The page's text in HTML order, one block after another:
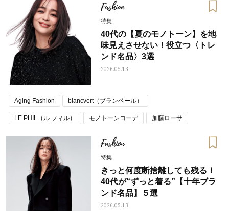
ママとパパに贈る「ジェンダーレ
ス学」
Fashion
特集
40代の【夏のモノトーン】を地
味見えさせない！役立つ〈トレ
ンド名品〉3選
2026.05.13
Aging Fashion blancvert（ブランベール）
LE PHIL（ル フィル） モノトーンコーデ 加藤ローサ
十年名品
Fashion
特集
きっと何度断捨離しても残る！
40代が“ずっと着る”【十年ブラ
ンド名品】５選
2026.05.13